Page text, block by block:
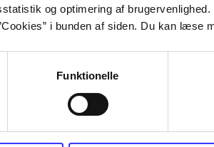
og optimering af
i bunden af siden. Du kan læse
Funktionelle